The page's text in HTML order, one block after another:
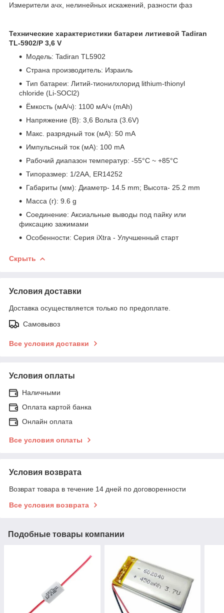
Измерители ачх, нелинейных искажений, разности фаз
Технические характеристики батареи литиевой Tadiran
TL-5902/P 3,6 V
Модель: Tadiran TL5902
Страна производитель: Израиль
Тип батареи: Литий-тионилхлорид lithium-thionyl
chloride (Li-SOCl2)
Ёмкость (мА/ч): 1100 мА/ч (mAh)
Напряжение (В): 3,6 Вольта (3.6V)
Макс. разрядный ток (мА): 50 mA
Импульсный ток (мА): 100 mA
Рабочий диапазон температур: -55°C ~ +85°C
Типоразмер: 1/2AA, ER14252
Габариты (мм): Диаметр- 14.5 mm; Высота- 25.2 mm
Масса (г): 9.6 g
Соединение: Аксиальные выводы под пайку или
фиксацию зажимами
Особенности: Серия iXtra - Улучшенный старт
Скрыть
Условия доставки
Доставка осуществляется только по предоплате.
Самовывоз
Все условия доставки
Условия оплаты
Наличными
Оплата картой банка
Онлайн оплата
Все условия оплаты
Условия возврата
Возврат товара в течение 14 дней по договоренности
Все условия возврата
Подобные товары компании